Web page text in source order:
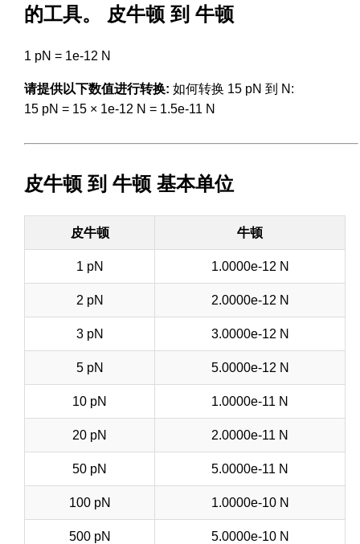
的工具。 皮牛顿 到 牛顿
1 pN = 1e-12 N
请提供以下数值进行转换: 如何转换 15 pN 到 N:
15 pN = 15 × 1e-12 N = 1.5e-11 N
皮牛顿 到 牛顿 基本单位
皮牛顿 牛顿
1 pN 1.0000e-12 N
2 pN 2.0000e-12 N
3 pN 3.0000e-12 N
5 pN 5.0000e-12 N
10 pN 1.0000e-11 N
20 pN 2.0000e-11 N
50 pN 5.0000e-11 N
100 pN 1.0000e-10 N
500 pN 5.0000e-10 N